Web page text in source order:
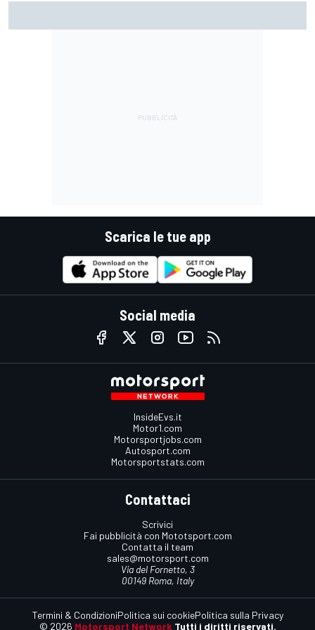
Scarica le tue app
Social media
InsideEvs.it
Motor1.com
Motorsportjobs.com
Autosport.com
Motorsportstats.com
Contattaci
Scrivici
Fai pubblicità con Mototsport.com
Contatta il team
sales@motorsport.com
Via del Fornetto, 3
00149 Roma, Italy
© 2026 Motorsport Network Tutti i diritti riservati.
Termini & CondizioniPolitica sui cookiePolitica sulla Privacy